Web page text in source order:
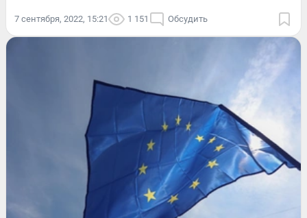
7 сентября, 2022, 15:21 1 151 Обсудить